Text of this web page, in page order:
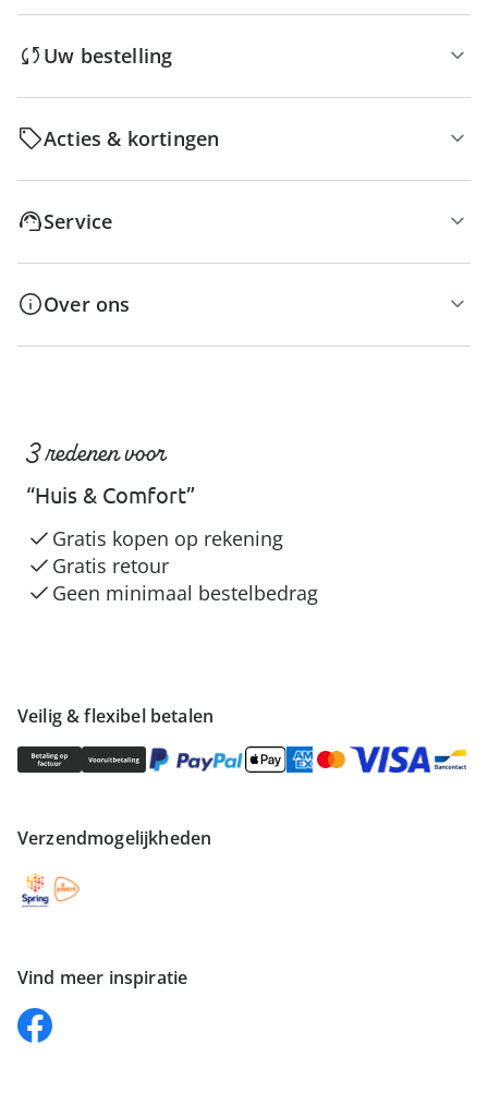
Uw bestelling
Acties & kortingen
Service
Over ons
Veilig & flexibel betalen
Verzendmogelijkheden
Vind meer inspiratie
3 redenen voor
“Huis & Comfort”
Gratis kopen op rekening
Gratis retour
Geen minimaal bestelbedrag